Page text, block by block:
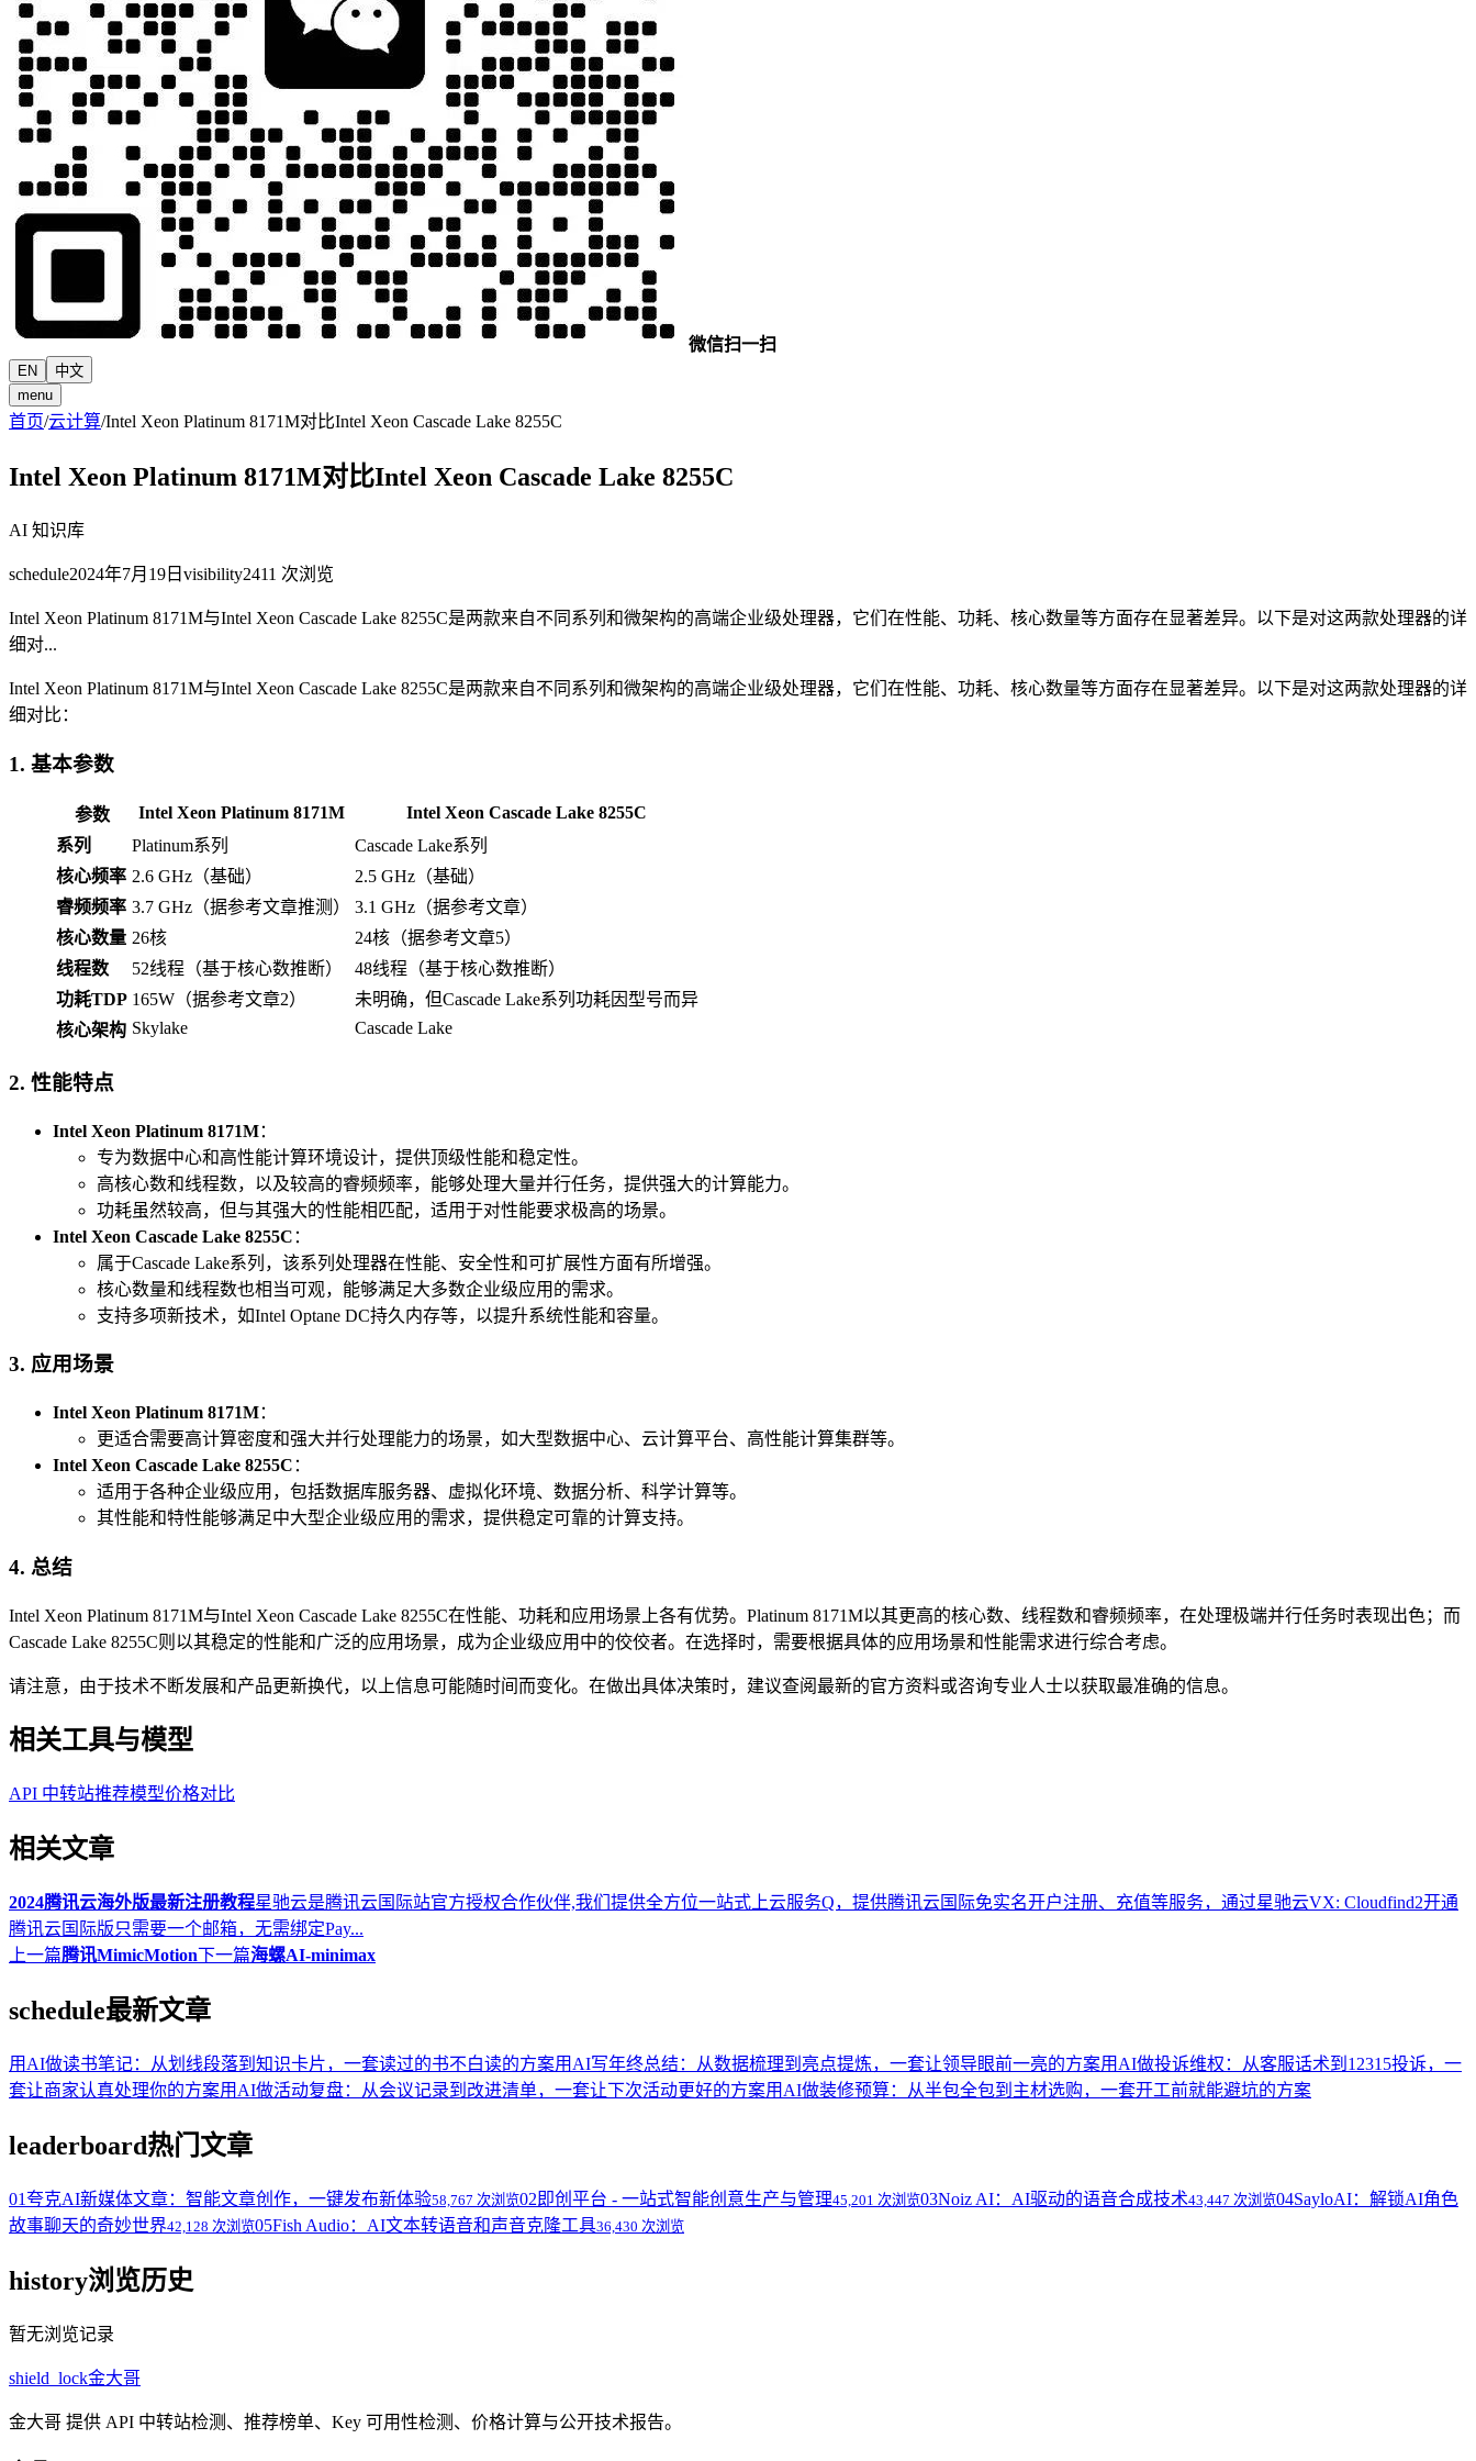
微信扫一扫
EN
中文
menu
首页/云计算/Intel Xeon Platinum 8171M对比Intel Xeon Cascade Lake 8255C
Intel Xeon Platinum 8171M对比Intel Xeon Cascade Lake 8255C
AI 知识库
schedule2024年7月19日 visibility2411 次浏览
Intel Xeon Platinum 8171M与Intel Xeon Cascade Lake 8255C是两款来自不同系列和微架构的高端企业级处理器，它们在性能、功耗、核心数量等方面存在显著差异。以下是对这两款处理器的详
细对...
Intel Xeon Platinum 8171M与Intel Xeon Cascade Lake 8255C是两款来自不同系列和微架构的高端企业级处理器，它们在性能、功耗、核心数量等方面存在显著差异。以下是对这两款处理器的详
细对比：
1. 基本参数
参数 Intel Xeon Platinum 8171M
Intel Xeon Cascade Lake 8255C
系列
Platinum系列
Cascade Lake系列
核心频率 2.6 GHz（基础）
2.5 GHz（基础）
睿频频率 3.7 GHz（据参考文章推测）
3.1 GHz（据参考文章）
核心数量 26核
24核（据参考文章5）
线程数
52线程（基于核心数推断）
48线程（基于核心数推断）
功耗TDP 165W（据参考文章2）
未明确，但Cascade Lake系列功耗因型号而异
核心架构 Skylake Cascade Lake
2. 性能特点
Intel Xeon Platinum 8171M：
专为数据中心和高性能计算环境设计，提供顶级性能和稳定性。
高核心数和线程数，以及较高的睿频频率，能够处理大量并行任务，提供强大的计算能力。
功耗虽然较高，但与其强大的性能相匹配，适用于对性能要求极高的场景。
Intel Xeon Cascade Lake 8255C ：
属于Cascade Lake系列，该系列处理器在性能、安全性和可扩展性方面有所增强。
核心数量和线程数也相当可观，能够满足大多数企业级应用的需求。
支持多项新技术，如Intel Optane DC持久内存等，以提升系统性能和容量。
3. 应用场景
Intel Xeon Platinum 8171M：
更适合需要高计算密度和强大并行处理能力的场景，如大型数据中心、云计算平台、高性能计算集群等。
Intel Xeon Cascade Lake 8255C ：
适用于各种企业级应用，包括数据库服务器、虚拟化环境、数据分析、科学计算等。
其性能和特性能够满足中大型企业级应用的需求，提供稳定可靠的计算支持。
4. 总结
Intel Xeon Platinum 8171M与Intel Xeon Cascade Lake 8255C在性能、功耗和应用场景上各有优势。Platinum 8171M以其更高的核心数、线程数和睿频频率，在处理极端并行任务时表现出色；而
Cascade Lake 8255C则以其稳定的性能和广泛的应用场景，成为企业级应用中的佼佼者。在选择时，需要根据具体的应用场景和性能需求进行综合考虑。
请注意，由于技术不断发展和产品更新换代，以上信息可能随时间而变化。在做出具体决策时，建议查阅最新的官方资料或咨询专业人士以获取最准确的信息。
相关工具与模型
API 中转站推荐模型价格对比
相关文章
2024腾讯云海外版最新注册教程星驰云是腾讯云国际站官方授权合作伙伴,我们提供全方位一站式上云服务Q，提供腾讯云国际免实名开户注册、充值等服务，通过星驰云VX: Cloudfind2开通
腾讯云国际版只需要一个邮箱，无需绑定Pay...
上一篇腾讯MimicMotion下一篇海螺AI-minimax
schedule最新文章
用AI做读书笔记：从划线段落到知识卡片，一套读过的书不白读的方案用AI写年终总结：从数据梳理到亮点提炼，一套让领导眼前一亮的方案用AI做投诉维权：从客服话术到12315投诉，一
套让商家认真处理你的方案用AI做活动复盘：从会议记录到改进清单，一套让下次活动更好的方案用AI做装修预算：从半包全包到主材选购，一套开工前就能避坑的方案
leaderboard热门文章
01夸克AI新媒体文章：智能文章创作，一键发布新体验58,767 次浏览02 即创平台 - 一站式智能创意生产与管理45,201 次浏览03Noiz AI：AI驱动的语音合成技术43,447 次浏览04SayloAI：解锁AI角色
故事聊天的奇妙世界42,128 次浏览05Fish Audio：AI文本转语音和声音克隆工具36,430 次浏览
history浏览历史
暂无浏览记录
shield_lock金大哥
金大哥 提供 API 中转站检测、推荐榜单、Key 可用性检测、价格计算与公开技术报告。